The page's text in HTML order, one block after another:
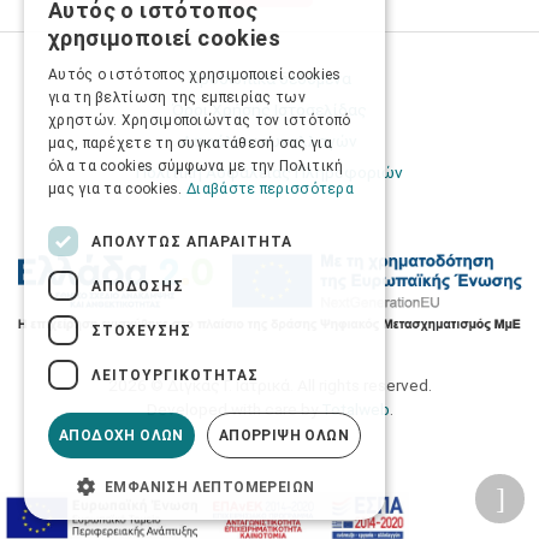
Προσωπικά δεδομένα
Όροι Χρήσης Ιστοσελίδας
Ασφάλεια συναλλαγών
Πολιτική Ασφάλειας Πληροφοριών
2026 © Δίγκας Γ. Ιατρικά. All rights reserved.
Developed with care byTotalweb
Προσβασιμότητα
Αυτός ο ιστότοπος
χρησιμοποιεί cookies
Αυτός ο ιστότοπος χρησιμοποιεί cookies
για τη βελτίωση της εμπειρίας των
χρηστών. Χρησιμοποιώντας τον ιστότοπό
μας, παρέχετε τη συγκατάθεσή σας για
όλα τα cookies σύμφωνα με την Πολιτική
μας για τα cookies. Διαβάστε περισσότερα
ΑΠΟΛΎΤΩΣ ΑΠΑΡΑΊΤΗΤΑ
ΑΠΌΔΟΣΗΣ
ΣΤΌΧΕΥΣΗΣ
ΛΕΙΤΟΥΡΓΙΚΌΤΗΤΑΣ
ΑΠΟΔΟΧΉ ΌΛΩΝ ΑΠΌΡΡΙΨΗ ΌΛΩΝ
ΕΜΦΆΝΙΣΗ ΛΕΠΤΟΜΕΡΕΙΏΝ